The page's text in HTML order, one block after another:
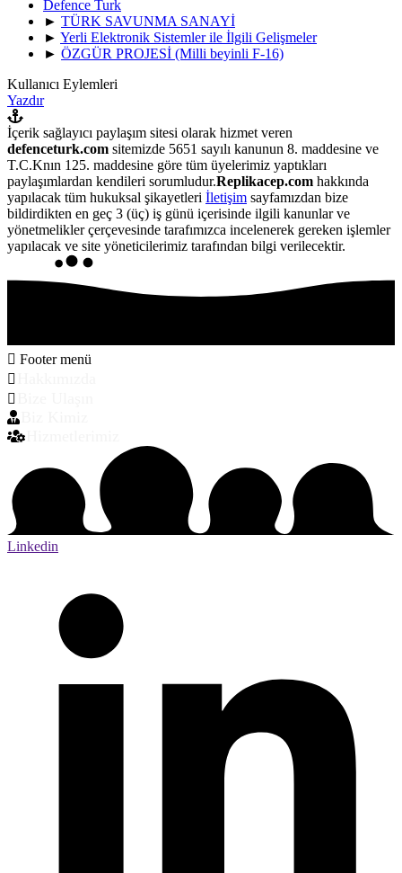
Defence Turk
► TÜRK SAVUNMA SANAYİ
► Yerli Elektronik Sistemler ile İlgili Gelişmeler
► ÖZGÜR PROJESİ (Milli beyinli F-16)
Kullanıcı Eylemleri
Yazdır
İçerik sağlayıcı paylaşım sitesi olarak hizmet veren
defenceturk.com sitemizde 5651 sayılı kanunun 8. maddesine ve
T.C.Knın 125. maddesine göre tüm üyelerimiz yaptıkları
paylaşımlardan kendileri sorumludur.Replikacep.com hakkında
yapılacak tüm hukuksal şikayetleri İletişim sayfamızdan bize
bildirdikten en geç 3 (üç) iş günü içerisinde ilgili kanunlar ve
yönetmelikler çerçevesinde tarafımızca incelenerek gereken işlemler
yapılacak ve site yöneticilerimiz tarafından bilgi verilecektir.
Footer menü
Linkedin